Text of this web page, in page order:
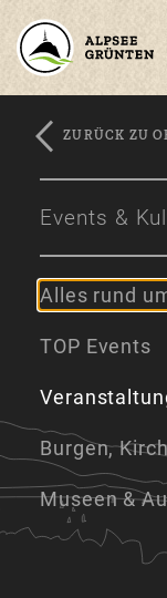
ZURÜCK ZU
Events &
Alles rund
TOP Events
Burgen,
Museen &
Unterkünfte